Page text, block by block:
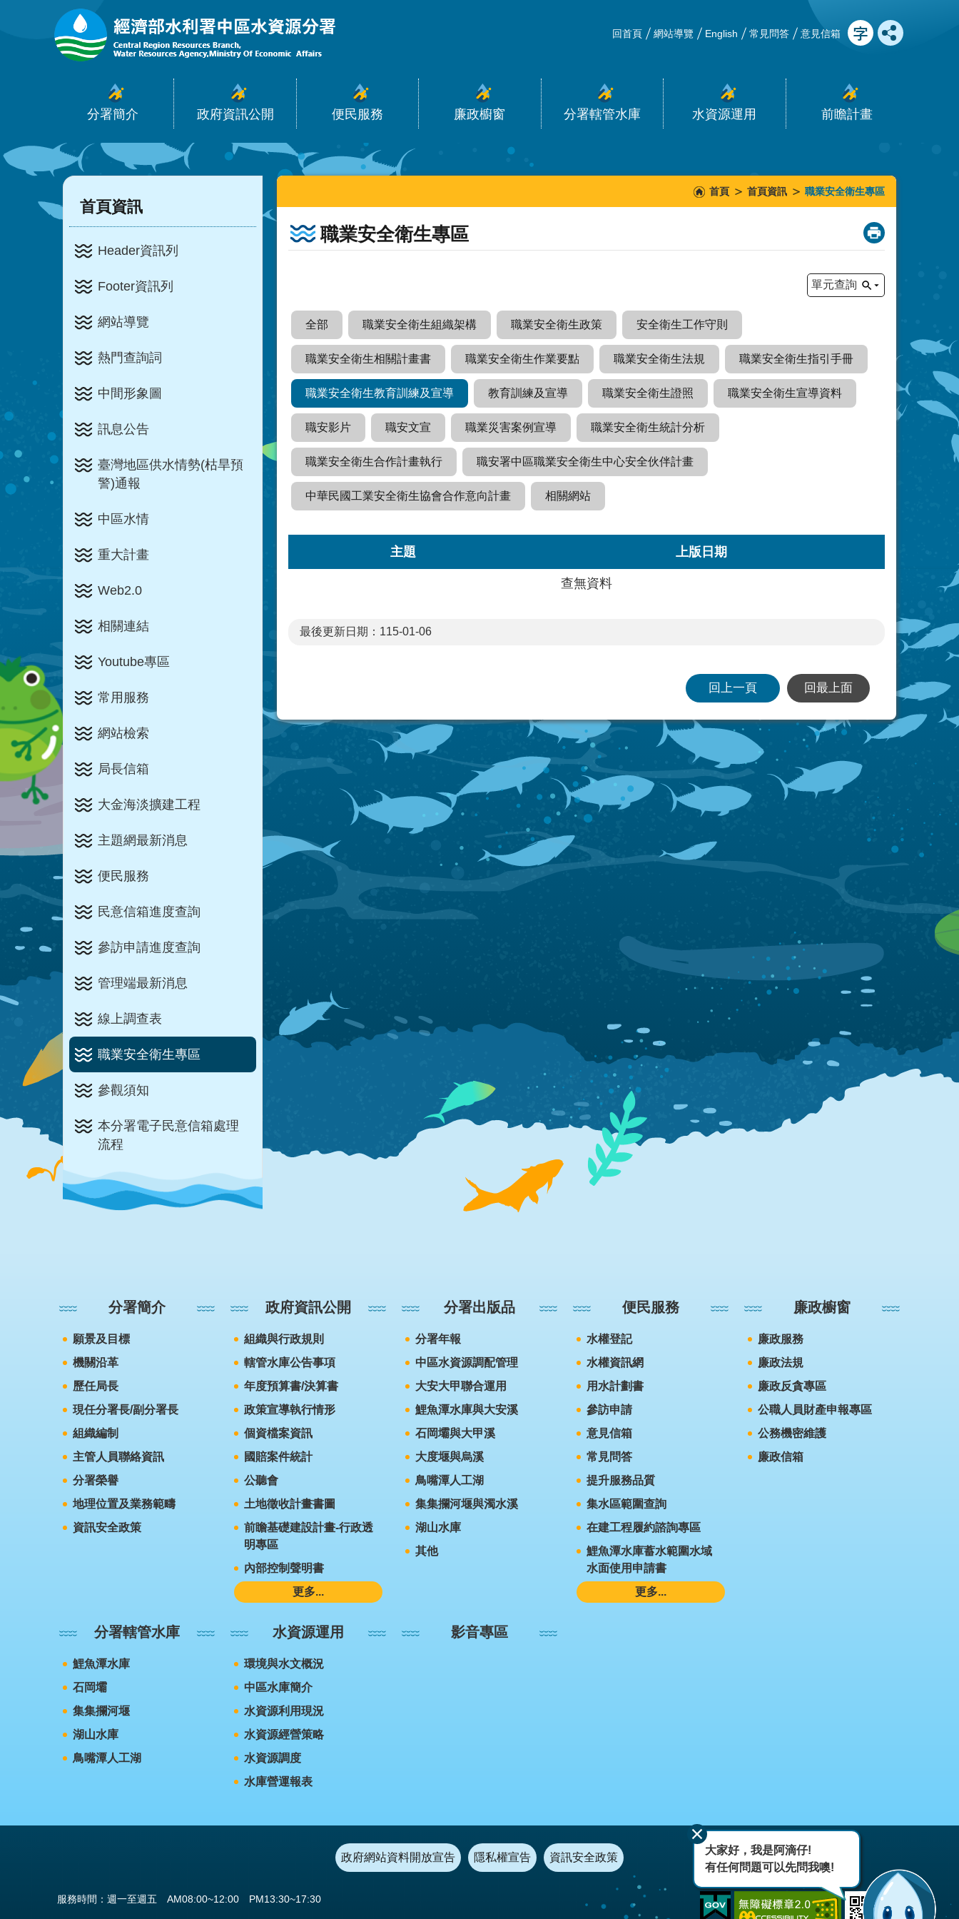
跳到主要內容區塊
回首頁 網站導覽 English 常見問答 意見信箱
分署簡介 政府資訊公開 便民服務 廉政櫥窗 分署轄管水庫 水資源運用 前瞻計畫
:::
首頁資訊
Header資訊列
Footer資訊列
網站導覽
熱門查詢詞
中間形象圖
訊息公告
臺灣地區供水情勢(枯旱預
警)通報
中區水情
重大計畫
Web2.0
相關連結
Youtube專區
常用服務
網站檢索
局長信箱
大金海淡擴建工程
主題網最新消息
便民服務
民意信箱進度查詢
參訪申請進度查詢
管理端最新消息
線上調查表
職業安全衛生專區
參觀須知
本分署電子民意信箱處理
流程
:::
首頁 首頁資訊 職業安全衛生專區
職業安全衛生專區 _
單元查詢
全部 職業安全衛生組織架構 職業安全衛生政策 安全衛生工作守則
職業安全衛生相關計畫書 職業安全衛生作業要點 職業安全衛生法規 職業安全衛生指引手冊
職業安全衛生教育訓練及宣導 教育訓練及宣導 職業安全衛生證照 職業安全衛生宣導資料
職安影片 職安文宣 職業災害案例宣導 職業安全衛生統計分析
職業安全衛生合作計畫執行 職安署中區職業安全衛生中心安全伙伴計畫
中華民國工業安全衛生協會合作意向計畫 相關網站
主題 上版日期
查無資料
最後更新日期：115-01-06
回上一頁 回最上面
分署簡介
願景及目標
機關沿革
歷任局長
現任分署長/副分署長
組織編制
主管人員聯絡資訊
分署榮譽
地理位置及業務範疇
資訊安全政策
政府資訊公開
組織與行政規則
轄管水庫公告事項
年度預算書/決算書
政策宣導執行情形
個資檔案資訊
國賠案件統計
公聽會
土地徵收計畫書圖
前瞻基礎建設計畫-行政透
明專區
內部控制聲明書
更多...
分署出版品
分署年報
中區水資源調配管理
大安大甲聯合運用
鯉魚潭水庫與大安溪
石岡壩與大甲溪
大度堰與烏溪
鳥嘴潭人工湖
集集攔河堰與濁水溪
湖山水庫
其他
便民服務
水權登記
水權資訊網
用水計劃書
參訪申請
意見信箱
常見問答
提升服務品質
集水區範圍查詢
在建工程履約諮詢專區
鯉魚潭水庫蓄水範圍水域
水面使用申請書
更多...
廉政櫥窗
廉政服務
廉政法規
廉政反貪專區
公職人員財產申報專區
公務機密維護
廉政信箱
分署轄管水庫
鯉魚潭水庫
石岡壩
集集攔河堰
湖山水庫
鳥嘴潭人工湖
水資源運用
環境與水文概況
中區水庫簡介
水資源利用現況
水資源經營策略
水資源調度
水庫營運報表
影音專區
政府網站資料開放宣告 隱私權宣告 資訊安全政策
服務時間：週一至週五 AM08:00~12:00 PM13:30~17:30
大家好，我是阿滴仔!
有任何問題可以先問我噢!